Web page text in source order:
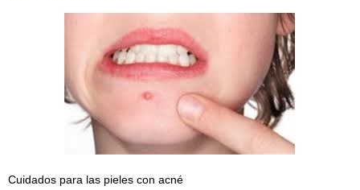
Cuidados para las pieles con acné